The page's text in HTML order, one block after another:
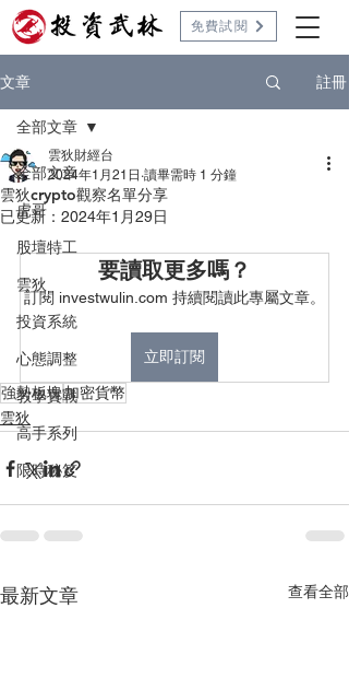
免費試閱
文章 註冊
全部文章
虎哥
股壇特工
雲狄
投資系統
心態調整
教學實戰
高手系列
限時秘笈
全部文章
雲狄crypto觀察名單分享
雲狄財經台
2024年1月21日 讀畢需時 1 分鐘
已更新： 2024年1月29日
要讀取更多嗎？
訂閱 investwulin.com 持續閱讀此專屬文章。
立即訂閱
強勢板塊加密貨幣
雲狄
最新文章 查看全部